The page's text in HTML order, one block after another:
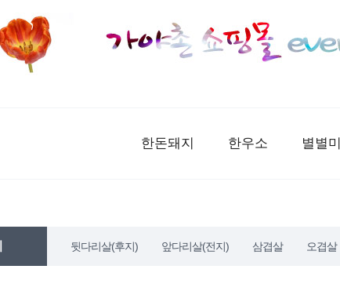
한돈돼지 한우소 별별미
뒷다리살(후지) 앞다리살(전지) 삼겹살 오겹살